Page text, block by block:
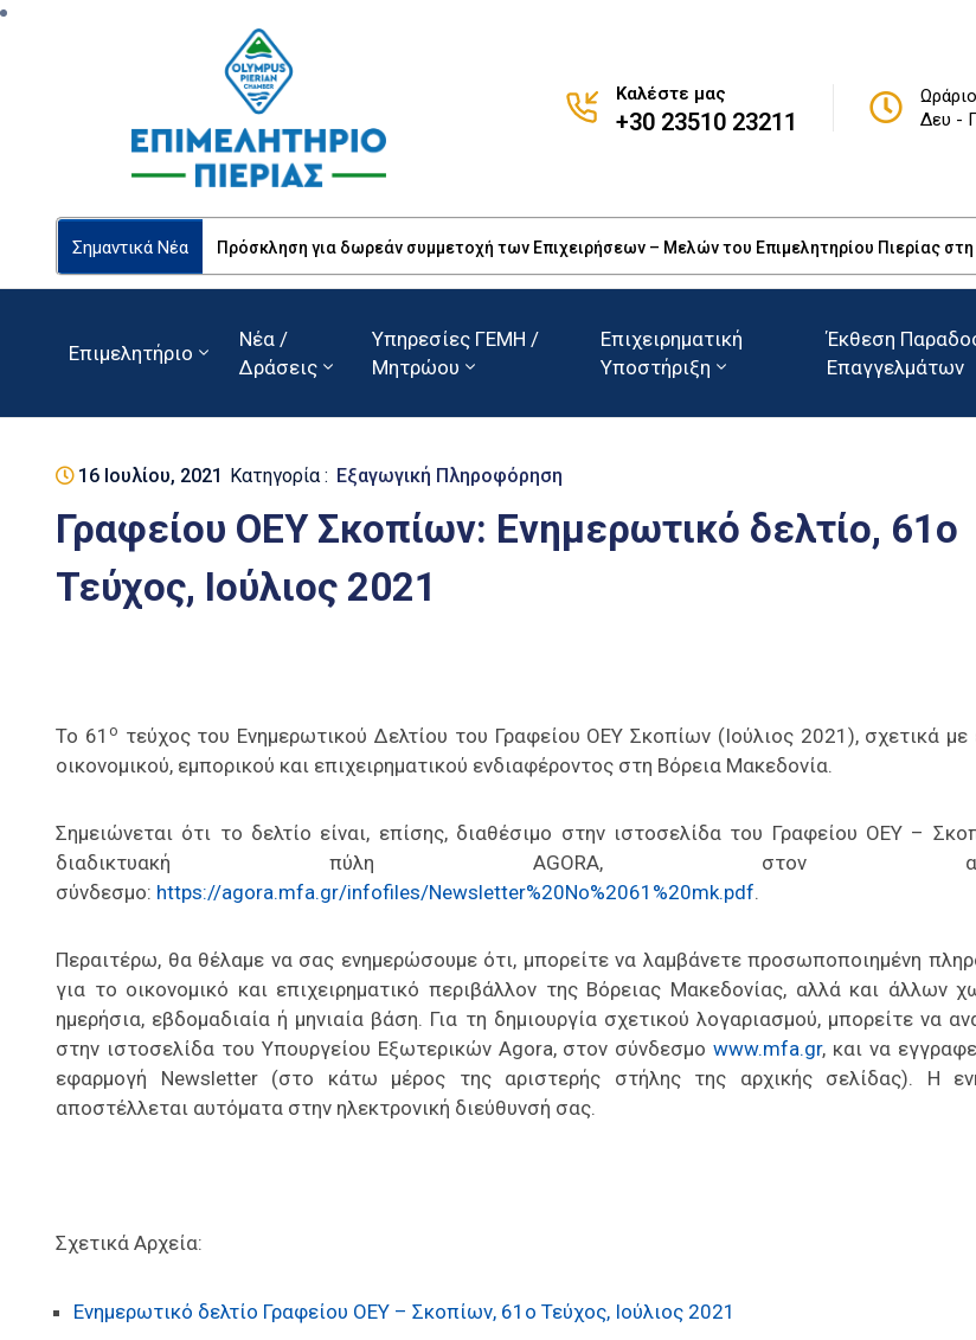
Καλέστε μας
+30 23510 23211
Ωράριο
Δευ -
Σημαντικά Νέα Πρόσκληση για δωρεάν συμμετοχή των Επιχειρήσεων – Μελών του Επιμελητηρίου Πιερίας στη
Επιμελητήριο
Νέα /
Δράσεις
Υπηρεσίες ΓΕΜΗ /
Μητρώου
Επιχειρηματική
Υποστήριξη
Έκθεση
Επαγγελμάτων
16 Ιουλίου, 2021 Κατηγορία : Εξαγωγική Πληροφόρηση
Γραφείου ΟΕΥ Σκοπίων: Ενημερωτικό δελτίο, 61ο
Τεύχος, Ιούλιος 2021
Το 61 ο τεύχος του Ενημερωτικού Δελτίου του Γραφείου ΟΕΥ Σκοπίων (Ιούλιος 2021), σχετικά με
οικονομικού, εμπορικού και επιχειρηματικού ενδιαφέροντος στη Βόρεια Μακεδονία.
Σημειώνεται ότι το δελτίο είναι, επίσης, διαθέσιμο στην ιστοσελίδα του Γραφείου ΟΕΥ –
διαδικτυακή πύλη AGORA, στον
σύνδεσμο: https://agora.mfa.gr/infofiles/Newsletter%20No%2061%20mk.pdf.
Περαιτέρω, θα θέλαμε να σας ενημερώσουμε ότι, μπορείτε να λαμβάνετε προσωποποιημένη
για το οικονομικό και επιχειρηματικό περιβάλλον της Βόρειας Μακεδονίας, αλλά και άλλων
ημερήσια, εβδομαδιαία ή μηνιαία βάση. Για τη δημιουργία σχετικού λογαριασμού, μπορείτε να
στην ιστοσελίδα του Υπουργείου Εξωτερικών Agora, στον σύνδεσμοwww.mfa.gr, και να
εφαρμογή Newsletter (στο κάτω μέρος της αριστερής στήλης της αρχικής σελίδας). Η
αποστέλλεται αυτόματα στην ηλεκτρονική διεύθυνσή σας.
Σχετικά Αρχεία:
Ενημερωτικό δελτίο Γραφείου ΟΕΥ – Σκοπίων, 61ο Τεύχος, Ιούλιος 2021